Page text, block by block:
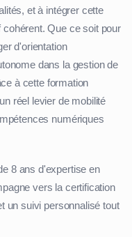
et à intégrer cette
Que ce soit pour
d'orientation
dans la gestion de
à cette formation
réel levier de mobilité
numériques
8 ans d'expertise en
vers la certification
un suivi personnalisé tout